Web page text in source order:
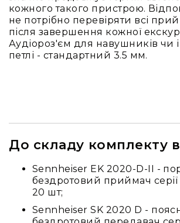
Для
аудіофілів
Для
спорту
студій
перегляду
фільмів/
Для
кожного такого пристрою.
не потрібно перевіряти всі
після завершення кожної
Аудіороз'єм для навушників чи
петлі - стандартний 3.5 мм.
До складу комплекту
Sennheiser EK 2020-D-II -
бездротовий приймач
20 шт;
Sennheiser SK 2020 D -